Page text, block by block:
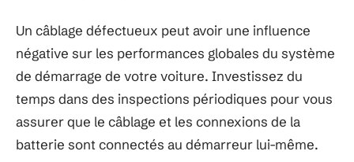
Un câblage défectueux peut avoir une influence
négative sur les performances globales du système
de démarrage de votre voiture. Investissez du
temps dans des inspections périodiques pour vous
assurer que le câblage et les connexions de la
batterie sont connectés au démarreur lui-même.